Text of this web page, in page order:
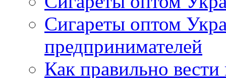
Сигареты оптом
предпринимателей
Как правильно